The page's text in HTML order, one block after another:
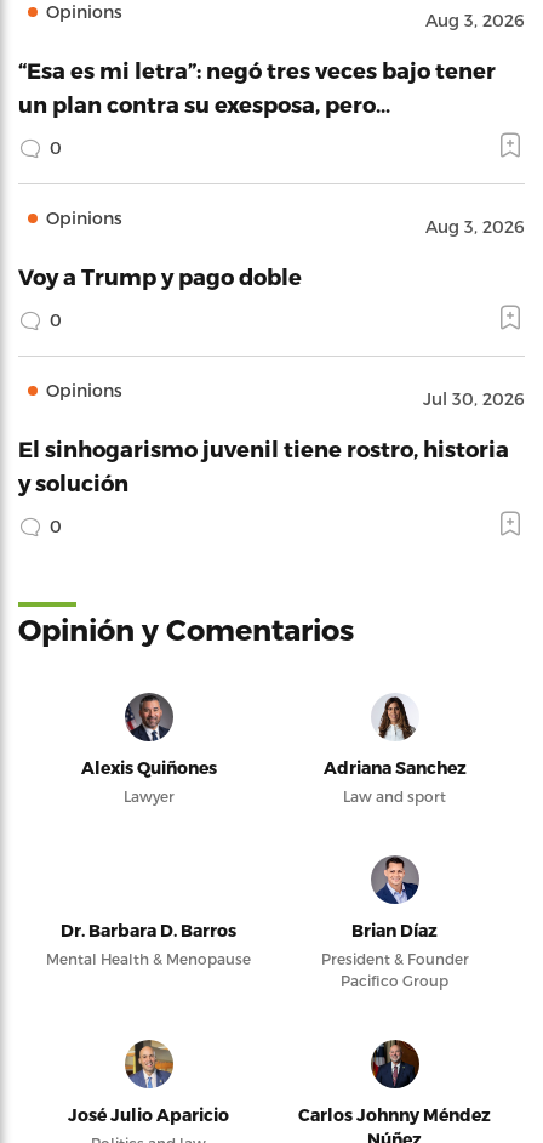
Opinions Aug 3, 2026
“Esa es mi letra”: negó tres veces bajo tener
un plan contra su exesposa, pero…
0
Opinions Aug 3, 2026
Voy a Trump y pago doble
0
Opinions Jul 30, 2026
El sinhogarismo juvenil tiene rostro, historia
y solución
0
Opinión y Comentarios
Alexis Quiñones
Lawyer
Adriana Sanchez
Law and sport
Dr. Barbara D. Barros
Mental Health & Menopause
Brian Díaz
President & Founder
Pacifico Group
José Julio Aparicio
Carlos Johnny Méndez
Núñez